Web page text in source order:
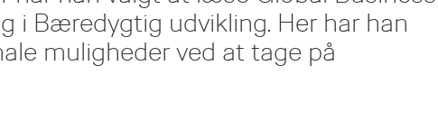
i Bæredygtig udvikling. Her har han
muligheder ved at tage på